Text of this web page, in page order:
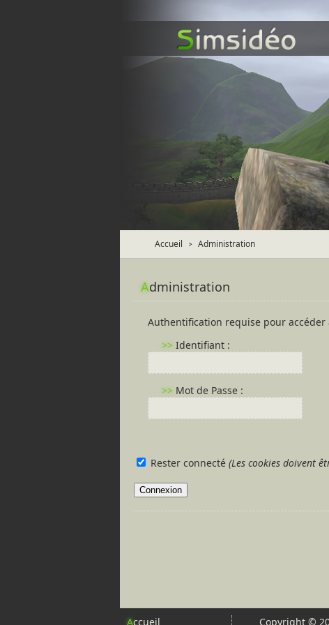
Accueil > Administration
Administration
Authentification requise pour
>> Identifiant :
>> Mot de Passe :
Rester connecté (Les cookies doivent
Accueil Copyright ©